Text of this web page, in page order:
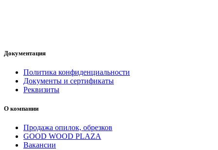
Документация
Политика конфиденциальности
Документы и сертификаты
Реквизиты
О компании
Продажа опилок, обрезков
GOOD WOOD PLAZA
Вакансии